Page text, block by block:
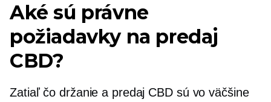
Aké sú právne
požiadavky na predaj
CBD?
Zatiaľ čo držanie a predaj CBD sú vo väčšine